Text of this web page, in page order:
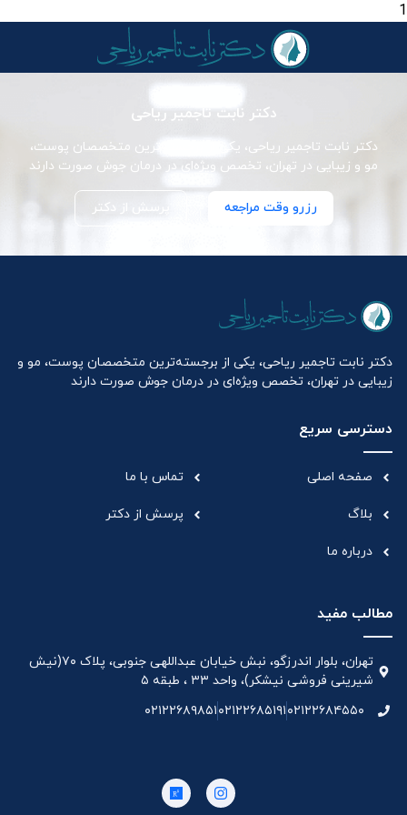
1
دکتر نابت تاجمیر ریاحی
دکتر نابت تاجمیر ریاحی، یکی از برجسته‌ترین متخصصان پوست،
مو و زیبایی در تهران، تخصص ویژه‌ای در درمان جوش صورت دارند
رزرو وقت مراجعه پرسش از دکتر
دکتر نابت تاجمیر ریاحی، یکی از برجسته‌ترین متخصصان پوست، مو و
زیبایی در تهران، تخصص ویژه‌ای در درمان جوش صورت دارند
دسترسی سریع
صفحه اصلی
بلاگ
درباره ما
تماس با ما
پرسش از دکتر
مطالب مفید
تهران، بلوار اندرزگو، نبش خیابان عبداللهی جنوبی، پلاک ۷۰(نیش
شیرینی فروشی نیشکر)، واحد ۳۳ ، طبقه ۵
۰۲۱۲۲۶۸۴۵۵۰۰۲۱۲۲۶۸۵۱۹۱۰۲۱۲۲۶۸۹۸۵۱